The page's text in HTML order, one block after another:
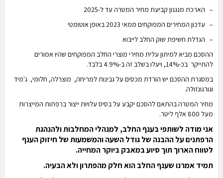
– הארכת מנגנון קביעת מחיר המטרה עד ל-2025
– עדכון המחירים המפוקחים ממאי 2023 באופן אוטומטי
– הגדלת חשיפת שוק החלב לייבוא
ההסכם מביא למיתון עלית מחירי מוצרי החלב המפוקחים שהיו אמורים
להתייקר בכ-14%, ויעלו בשלב זה ב-4.9% בלבד.
במסגרת ההסכם יש הורדת מכסים על גבינות למריחה, מוצרלה, חלומי, ג'מיד
וגורגונזולה.
מחיר המטרה בהתאם להסכם יקבע על בסיס עלויות ייצור ברפתות המייצרות
מעל 800 אלף ליטר.
אני מודה לשותפי בענף החלב, למנהלי המחלבות ולהנהגת
הרפתניםעל ההבנה של גודל השעה והמשמעות של חיזוק הענף
לטווח הארוךתוך סיוע במאבק ביוקר המחייה.
תמיד אמרנו שענף החלב הוא חלק מהפתרון ולא הבעיה.